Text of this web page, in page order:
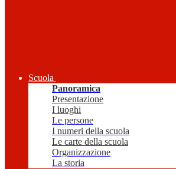
Scuola
Panoramica
Presentazione
I luoghi
Le persone
I numeri della scuola
Le carte della scuola
Organizzazione
La storia